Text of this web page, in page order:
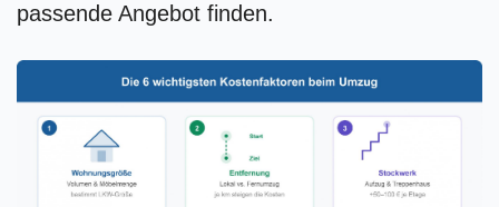
passende Angebot finden.